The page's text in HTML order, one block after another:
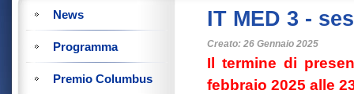
News
Programma
Premio Columbus
IT MED 3 -
Creato: 26 Gennaio 2025
Il termine di
febbraio 2025 alle